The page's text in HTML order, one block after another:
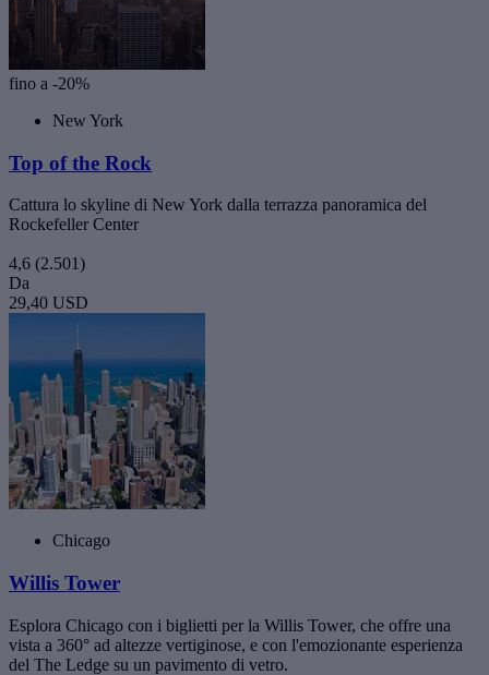
fino a -20%
New York
Top of the Rock
Cattura lo skyline di New York dalla terrazza panoramica del
Rockefeller Center
4,6 (2.501)
Da
29,40 USD
Chicago
Willis Tower
Esplora Chicago con i biglietti per la Willis Tower, che offre una
vista a 360° ad altezze vertiginose, e con l'emozionante esperienza
del The Ledge su un pavimento di vetro.